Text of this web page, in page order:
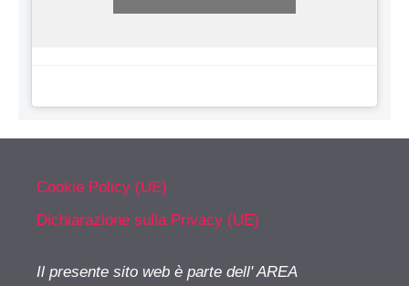
Cookie Policy (UE)
Dichiarazione sulla Privacy (UE)
Il presente sito web è parte dell' AREA